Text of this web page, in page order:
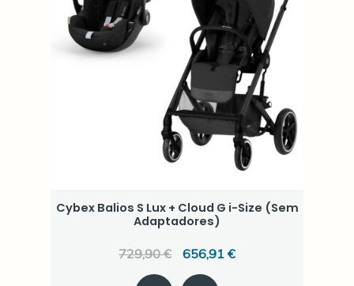
Cybex Balios S Lux + Cloud G i-Size (Sem
Adaptadores)
729,90 € 656,91 €